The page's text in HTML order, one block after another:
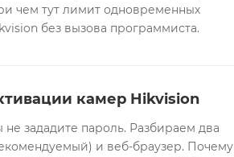
чем тут лимит одновременных
без вызова программиста.
камер Hikvision
зададите пароль. Разбираем два
и веб-браузер. Почему